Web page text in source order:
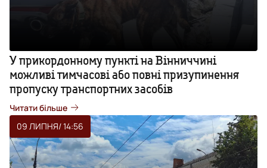
У прикордонному пункті на Вінниччині
можливі тимчасові або повні призупинення
пропуску транспортних засобів
Читати більше
09 ЛИПНЯ/ 14:56